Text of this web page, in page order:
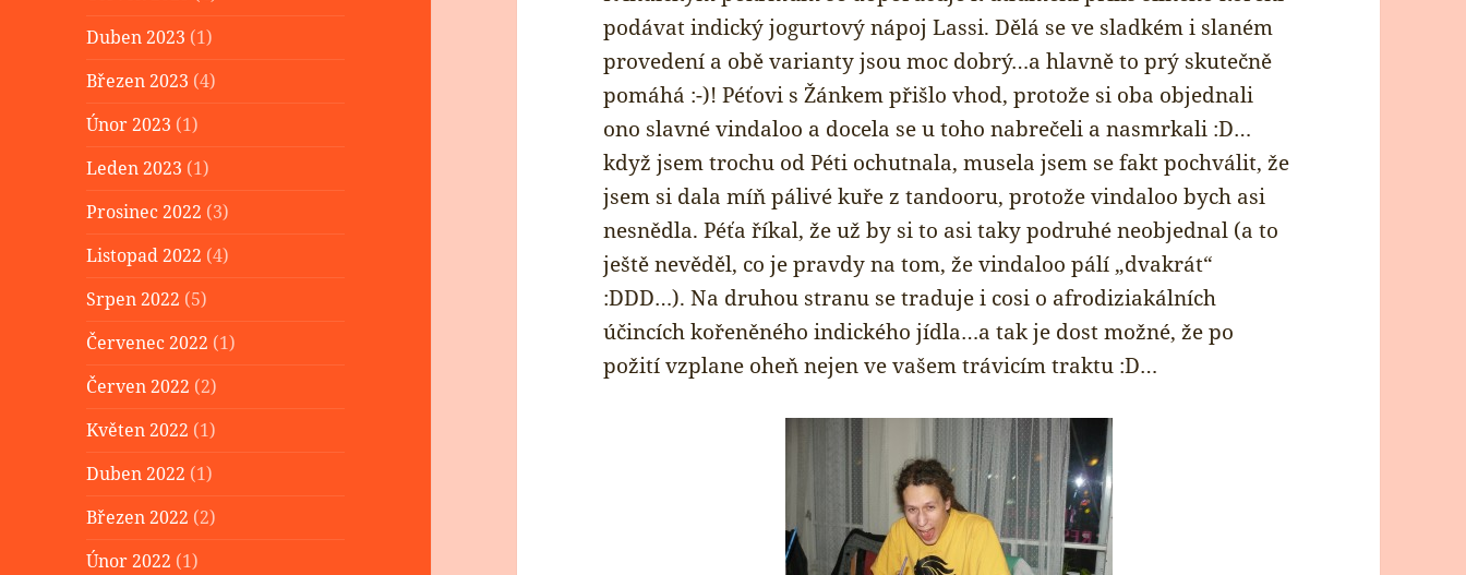
Duben 2023 (1)
Březen 2023 (4)
Únor 2023 (1)
Leden 2023 (1)
Prosinec 2022 (3)
Listopad 2022 (4)
Srpen 2022 (5)
Červenec 2022 (1)
Červen 2022 (2)
Květen 2022 (1)
Duben 2022 (1)
Březen 2022 (2)
Únor 2022 (1)
podávat indický jogurtový nápoj Lassi. Dělá se ve sladkém i slaném
provedení a obě varianty jsou moc dobrý…a hlavně to prý skutečně
pomáhá :-)! Péťovi s Žánkem přišlo vhod, protože si oba objednali
ono slavné vindaloo a docela se u toho nabrečeli a nasmrkali :D…
když jsem trochu od Péti ochutnala, musela jsem se fakt pochválit, že
jsem si dala míň pálivé kuře z tandooru, protože vindaloo bych asi
nesnědla. Péťa říkal, že už by si to asi taky podruhé neobjednal (a to
ještě nevěděl, co je pravdy na tom, že vindaloo pálí „dvakrát“
:DDD…). Na druhou stranu se traduje i cosi o afrodiziakálních
účincích kořeněného indického jídla…a tak je dost možné, že po
požití vzplane oheň nejen ve vašem trávicím traktu :D…